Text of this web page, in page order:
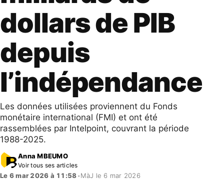
dollars de PIB
depuis
l’indépendance
Les données utilisées proviennent du Fonds
monétaire international (FMI) et ont été
rassemblées par Intelpoint, couvrant la période
1988-2025.
Anna MBEUMO
Voir tous ses articles
Le 6 mar 2026 à 11:58•MàJ le 6 mar 2026